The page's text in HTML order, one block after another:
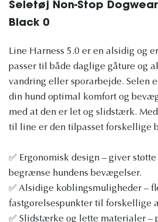
Seletøj Non-Stop
Black 0
Line Harness 5.0 er en alsidig og
passer til både daglige gåture og
vandring eller sporarbejde. Selen
din hund optimal komfort og
med at den er let og slidstærk.
til line er den tilpasset forskellige
✅ Ergonomisk design – giver
begrænse hundens bevægelser.
✅ Alsidige koblingsmuligheder –
fastgørelsespunkter til forskellige
✅ Slidstærke og lette materialer –